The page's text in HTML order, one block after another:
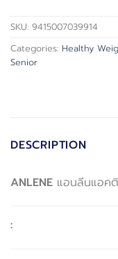
SKU: 9415007039914
Categories: Healthy
Senior
DESCRIPTION
ANLENE แอนลีนแอค
: